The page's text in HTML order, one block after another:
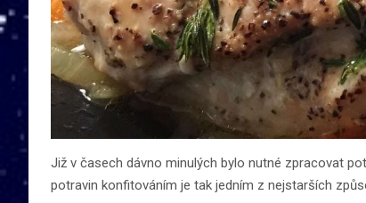
Již v časech dávno minulých bylo nutné zpracovat
potravin konfitováním je tak jedním z nejstarších